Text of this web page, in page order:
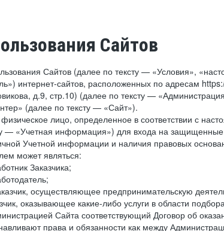
Сайтов
Сайтов (далее по тексту — «Условия»,
интернет-сайтов, расположенных по адресам
д.9, стр.10) (далее по тексту —
(далее по тексту — «Сайт»).
лицо, определенное в соответствии с
— «Учетная информация») для входа на
Учетной информации и наличия правовых
может являться:
Заказчика;
осуществляющее предпринимательскую
оказывающее какие-либо услуги в области
Сайта соответствующий Договор об
права и обязанности как между